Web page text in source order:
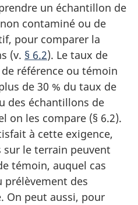
un échantillon de
contaminé ou de
pour comparer la
(v. § 6.2). Le taux de
référence ou témoin
de 30 % du taux de
des échantillons de
on les compare (§ 6.2).
à cette exigence,
sur le terrain peuvent
témoin, auquel cas
prélèvement des
On peut aussi, pour